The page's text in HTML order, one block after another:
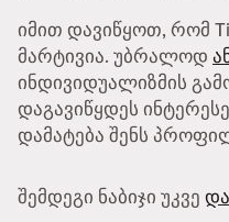
იმით დავიწყოთ, რომ
მარტივია. უბრალოდ
ინდივიდუალიზმის
დაგავიწყდეს
დამატება შენს
შემდეგი ნაბიჯი უკვე